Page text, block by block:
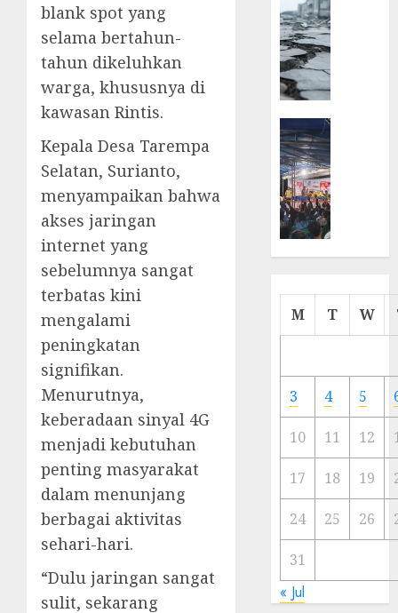
blank spot yang
selama bertahun-
tahun dikeluhkan
warga, khususnya di
kawasan Rintis.
Kepala Desa Tarempa
Selatan, Surianto,
menyampaikan bahwa
akses jaringan
internet yang
sebelumnya sangat
terbatas kini
mengalami
peningkatan
signifikan.
Menurutnya,
keberadaan sinyal 4G
menjadi kebutuhan
penting masyarakat
dalam menunjang
berbagai aktivitas
sehari-hari.
“Dulu jaringan sangat
sulit, sekarang
Cermin
Ibu
Kota
23/11/
M T W
3 4 5
10 11 12
17 18 19
24 25 26
31
« Jul